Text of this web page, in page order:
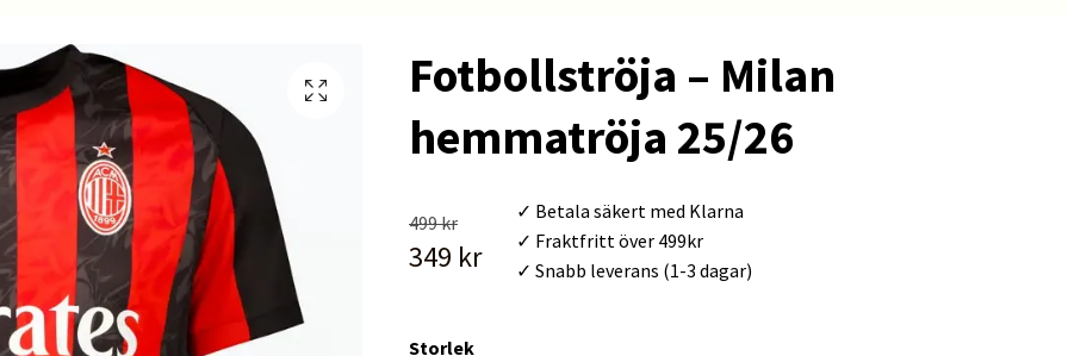
Fotbollströja – Milan
hemmatröja 25/26
499 kr
349 kr
✓ Betala säkert med Klarna
✓ Fraktfritt över 499kr
✓ Snabb leverans (1-3 dagar)
Storlek